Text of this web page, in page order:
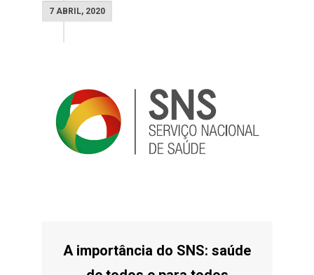
7 ABRIL, 2020
A importância do SNS: saúde